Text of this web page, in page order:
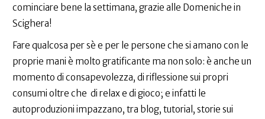
cominciare bene la settimana, grazie alle Domeniche in
Scighera!
Fare qualcosa per sè e per le persone che si amano con le
proprie mani è molto gratificante ma non solo: è anche un
momento di consapevolezza, di riflessione sui propri
consumi oltre che di relax e di gioco; e infatti le
autoproduzioni impazzano, tra blog, tutorial, storie sui